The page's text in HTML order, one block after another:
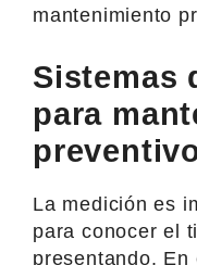
mantenimiento
Sistemas
para
La medición es
para conocer el
presentando. En